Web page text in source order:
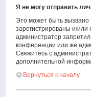
Я не могу отправить
Это может быть
зарегистрированы и/
администратор
конференции или же
Свяжитесь с
дополнительной
Вернуться к началу